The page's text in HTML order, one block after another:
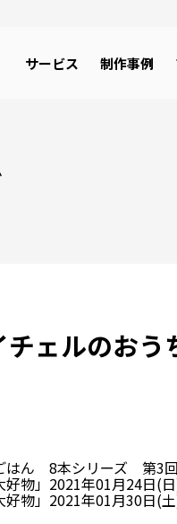
サービス 制作事例
チェルのおう
はん 8本シリーズ 第3
物」2021年01月24日(
物」2021年01月30日(